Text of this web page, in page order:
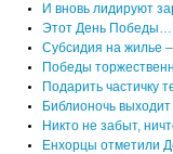
И вновь лидируют
Этот День Победы…
Субсидия на жилье
Победы
Подарить частичку
Библионочь выходит
Никто не забыт,
Енхорцы отметили